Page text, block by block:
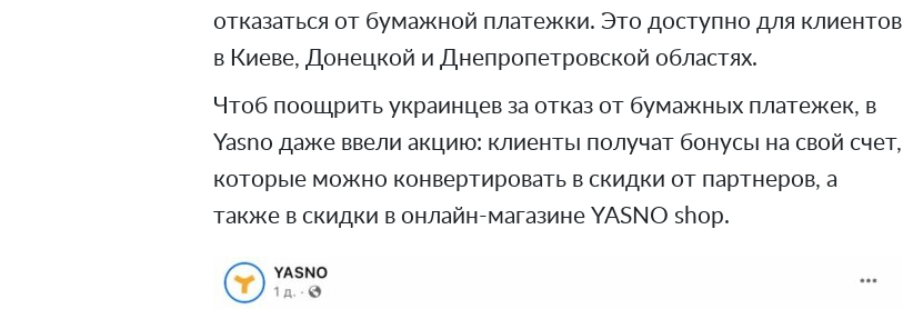
отказаться от бумажной платежки. Это доступно для клиентов
в Киеве, Донецкой и Днепропетровской областях.
Чтоб поощрить украинцев за отказ от бумажных платежек, в
Yasno даже ввели акцию: клиенты получат бонусы на свой счет,
которые можно конвертировать в скидки от партнеров, а
также в скидки в онлайн-магазине YASNO shop.